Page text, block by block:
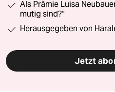
Als Prämie Luisa
mutig sind?“
Herausgegeben von
Jetzt